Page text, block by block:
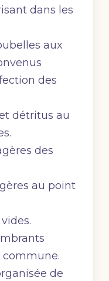
dans les
aux
des
détritus au
des
au point
de